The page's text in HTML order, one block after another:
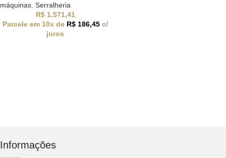
máquinas Serralheria
R$1.571,41
Parcele em 10x de R$ 186,45 c/
juros
Informações